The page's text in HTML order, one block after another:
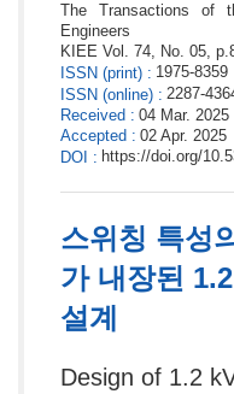
The Transactions of
Engineers
KIEE Vol. 74, No. 05, p.
ISSN (print) : 1975-8359
ISSN (online) : 2287-
Received : 04 Mar. 2025
Accepted : 02 Apr. 2025
DOI : https://doi.org/
스위칭 특성
가 내장된
설계
Design of 1.2